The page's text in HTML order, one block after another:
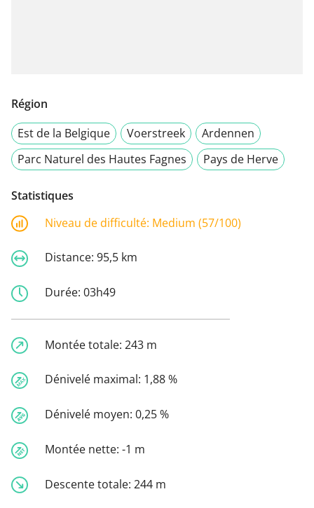
Région
Est de la Belgique
Voerstreek
Ardennen
Parc Naturel des Hautes Fagnes
Pays de Herve
Statistiques
Niveau de difficulté: Medium (57/100)
Distance: 95,5 km
Durée: 03h49
Montée totale: 243 m
Dénivelé maximal: 1,88 %
Dénivelé moyen: 0,25 %
Montée nette: -1 m
Descente totale: 244 m